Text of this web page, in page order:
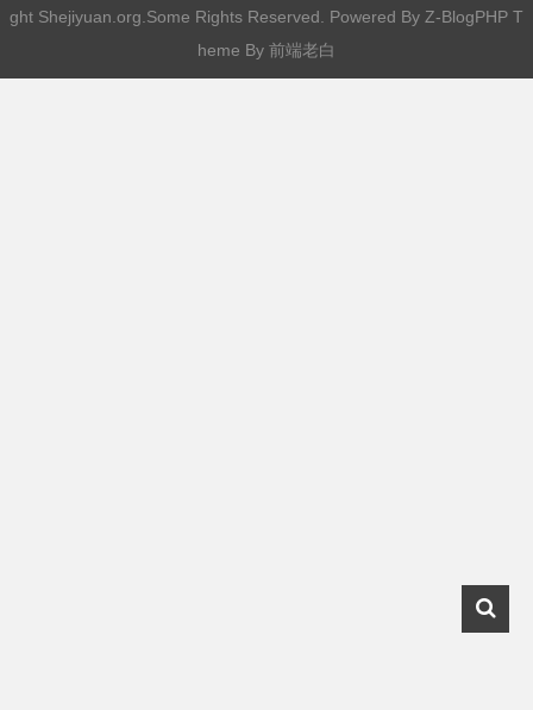
ght Shejiyuan.org.Some Rights Reserved. Powered By Z-BlogPHPT
heme By 前端老白